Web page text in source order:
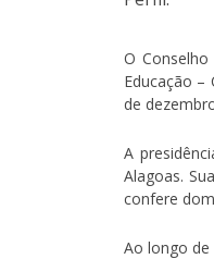
O
Educação –
de
A
Alagoas.
confere
Ao longo